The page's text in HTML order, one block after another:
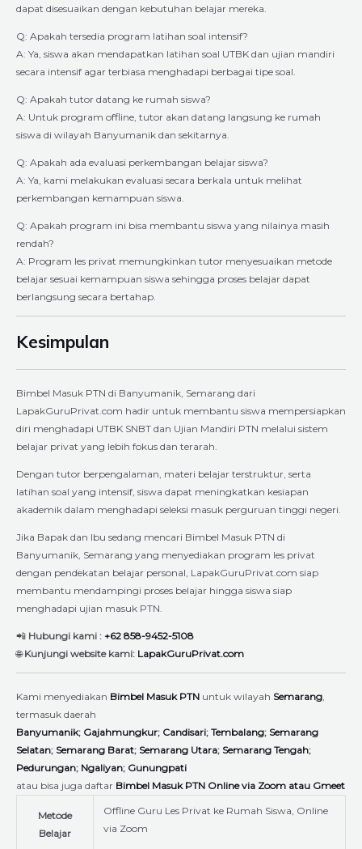
dapat disesuaikan dengan kebutuhan belajar mereka.
Q: Apakah tersedia program latihan soal intensif?
A: Ya, siswa akan mendapatkan latihan soal UTBK dan ujian mandiri
secara intensif agar terbiasa menghadapi berbagai tipe soal.
Q: Apakah tutor datang ke rumah siswa?
A: Untuk program offline, tutor akan datang langsung ke rumah
siswa di wilayah Banyumanik dan sekitarnya.
Q: Apakah ada evaluasi perkembangan belajar siswa?
A: Ya, kami melakukan evaluasi secara berkala untuk melihat
perkembangan kemampuan siswa.
Q: Apakah program ini bisa membantu siswa yang nilainya masih
rendah?
A: Program les privat memungkinkan tutor menyesuaikan metode
belajar sesuai kemampuan siswa sehingga proses belajar dapat
berlangsung secara bertahap.
Kesimpulan
Bimbel Masuk PTN di Banyumanik, Semarang dari
LapakGuruPrivat.com hadir untuk membantu siswa mempersiapkan
diri menghadapi UTBK SNBT dan Ujian Mandiri PTN melalui sistem
belajar privat yang lebih fokus dan terarah.
Dengan tutor berpengalaman, materi belajar terstruktur, serta
latihan soal yang intensif, siswa dapat meningkatkan kesiapan
akademik dalam menghadapi seleksi masuk perguruan tinggi negeri.
Jika Bapak dan Ibu sedang mencari Bimbel Masuk PTN di
Banyumanik, Semarang yang menyediakan program les privat
dengan pendekatan belajar personal, LapakGuruPrivat.com siap
membantu mendampingi proses belajar hingga siswa siap
menghadapi ujian masuk PTN.
📲 Hubungi kami : +62 858-9452-5108
🌐Kunjungi website kami: LapakGuruPrivat.com
Kami menyediakan Bimbel Masuk PTN untuk wilayah Semarang
termasuk daerah
Banyumanik; Gajahmungkur; Candisari; Tembalang; Semarang
Selatan; Semarang Barat; Semarang Utara; Semarang Tengah;
Pedurungan; Ngaliyan; Gunungpati
atau bisa juga daftar Bimbel Masuk PTN Online via Zoom atau Gmeet
Metode
Belajar
Offline Guru Les Privat ke Rumah Siswa, Online
via Zoom